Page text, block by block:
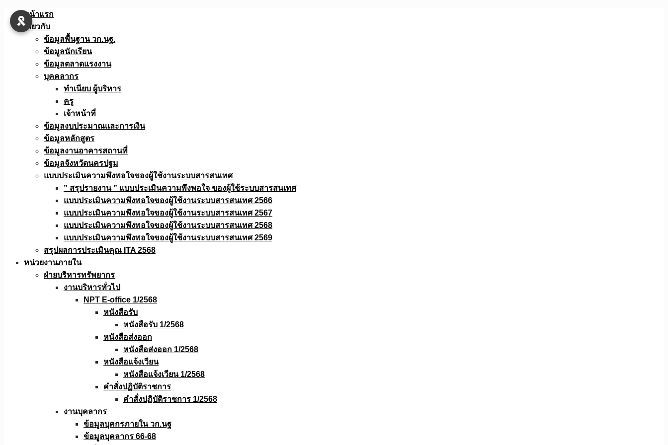
Skip
หน้าแรก
เกี่ยวกับ
ข้อมูลพื้นฐาน วก.นฐ.
ข้อมูลนักเรียน
ข้อมูลตลาดแรงงาน
บุคคลากร
ทำเนียบ ผู้บริหาร
ครู
เจ้าหน้าที่
ข้อมูลงบประมาณเเละการเงิน
ข้อมูลหลักสูตร
ข้อมูลงานอาคารสถานที่
ข้อมูลจังหวัดนครปฐม
แบบประเมินความพึงพอใจของผู้ใช้งานระบบสารสนเทศ
” สรุปรายงาน ” แบบประเมินความพึงพอใจ ของผู้ใช้ระบบสารสนเทศ
แบบประเมินความพึงพอใจของผู้ใช้งานระบบสารสนเทศ 2566
แบบประเมินความพึงพอใจของผู้ใช้งานระบบสารสนเทศ 2567
แบบประเมินความพึงพอใจของผู้ใช้งานระบบสารสนเทศ 2568
แบบประเมินความพึงพอใจของผู้ใช้งานระบบสารสนเทศ 2569
สรุปผลการประเมินคุณ ITA 2568
หน่วยงานภายใน
ฝ่ายบริหารทรัพยากร
งานบริหารทั่วไป
NPT E-office 1/2568
หนังสือรับ
หนังสือรับ 1/2568
หนังสือส่งออก
หนังสือส่งออก 1/2568
หนังสือแจ้งเวียน
หนังสือเเจ้งเวียน 1/2568
คำสั่งปฏิบัติราชการ
คำสั่งปฏิบัติราชการ 1/2568
งานบุคลากร
ข้อมูลบุคกรภายใน วก.นฐ
ข้อมูลบุคลากร 66-68